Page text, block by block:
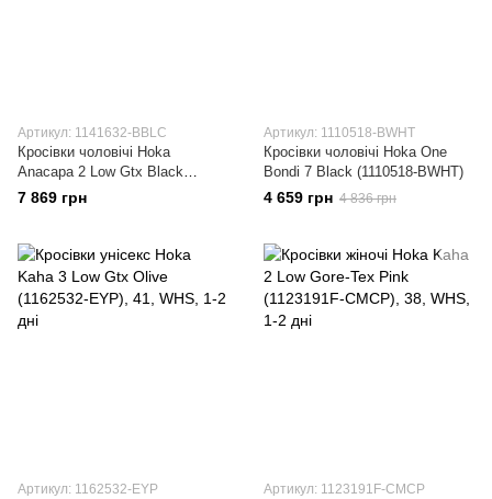
Артикул: 1141632-BBLC
Кросівки чоловічі Hoka
Anacapa 2 Low Gtx Black
(1141632-BBLC)
7 869 грн
Артикул: 1110518-BWHT
Кросівки чоловічі Hoka One
Bondi 7 Black (1110518-BWHT)
4 659 грн 4 836 грн
Артикул: 1162532-EYP Артикул: 1123191F-CMCP